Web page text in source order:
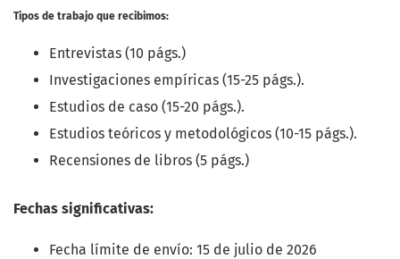
Tipos de trabajo que recibimos:
Entrevistas (10 págs.)
Investigaciones empíricas (15-25 págs.).
Estudios de caso (15-20 págs.).
Estudios teóricos y metodológicos (10-15 págs.).
Recensiones de libros (5 págs.)
Fechas significativas:
Fecha límite de envío: 15 de julio de 2026